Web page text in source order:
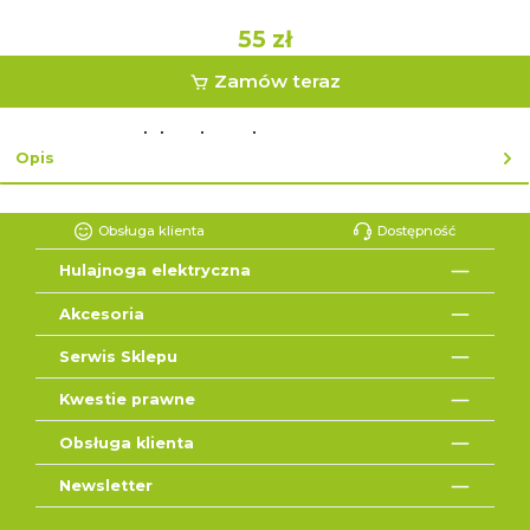
55 zł
Zamów teraz
lub zakup ekspresowy z ↓
Opis
Obsługa klienta Dostępność
Hulajnoga elektryczna
Akcesoria
Serwis Sklepu
Kwestie prawne
Obsługa klienta
Newsletter